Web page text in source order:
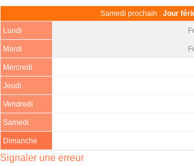
Samedi prochain : Jour
Lundi
Mardi
Mercredi
Jeudi
Vendredi
Samedi
Dimanche
Signaler une erreur